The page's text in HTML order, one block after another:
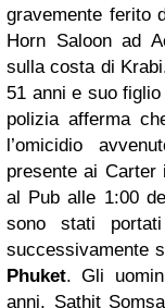
gravemente ferito
Horn Saloon ad
sulla costa di
51 anni e suo
polizia afferma
l’omicidio
presente ai
al Pub alle 1:00
sono stati
successivamente
Phuket. Gli
anni, Sathit